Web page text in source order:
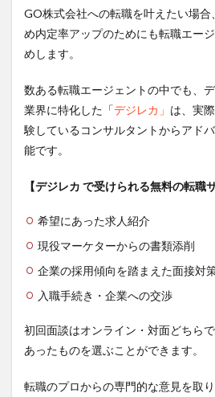
GO株式会社への転職を叶えたい場
め内定率アップのためにも転職エー
めします。
数ある転職エージェントの中でも、
業界に特化した「デジレカ」 は、実
験しているコンサルタントからアド
能です。
【デジレカ で受けられる無料の転職
希望にあった求人紹介
現役マーケターからの書類添削
企業の採用傾向を踏まえた面接対
入職手続き・企業への交渉
初回面談はオンライン・対面どちら
あったものを選ぶことができます。
転職のプロからの専門的な意見を取